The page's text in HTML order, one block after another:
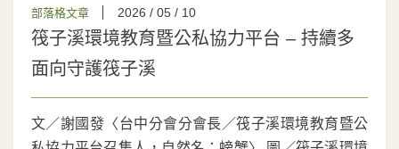
部落格文章 2026 / 05 / 10
筏子溪環境教育暨公私協力平台 – 持續多
面向守護筏子溪
文／謝國發〈台中分會分會長／筏子溪環境教育暨公